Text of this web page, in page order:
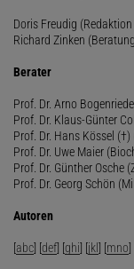
Doris Freudig
Richard Zinken
Berater
Prof. Dr. Arno
Prof. Dr. Klaus-Günter
Prof. Dr. Hans Kössel
Prof. Dr. Uwe Maier
Prof. Dr. Günther Osche
Prof. Dr. Georg Schön
Autoren
[abc] [def] [ghi] [jkl] [mno]